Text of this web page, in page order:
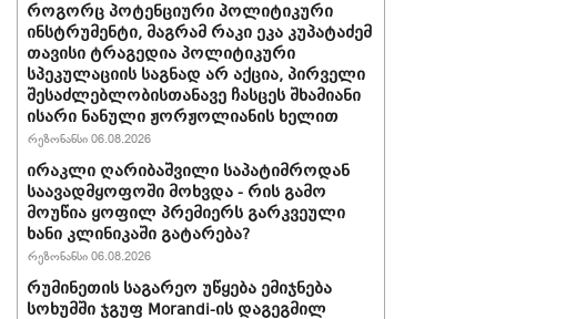
როგორც პოტენციური პოლიტიკური
ინსტრუმენტი, მაგრამ რაკი ეკა კუპატაძემ
თავისი ტრაგედია პოლიტიკური
სპეკულაციის საგნად არ აქცია, პირველი
შესაძლებლობისთანავე ჩასცეს შხამიანი
ისარი ნანული ჟორჟოლიანის ხელით
რეზონანსი 06.08.2026
ირაკლი ღარიბაშვილი საპატიმროდან
საავადმყოფოში მოხვდა - რის გამო
მოუწია ყოფილ პრემიერს გარკვეული
ხანი კლინიკაში გატარება?
რეზონანსი 06.08.2026
რუმინეთის საგარეო უწყება ემიჯნება
სოხუმში ჯგუფ Morandi-ის დაგეგმილ